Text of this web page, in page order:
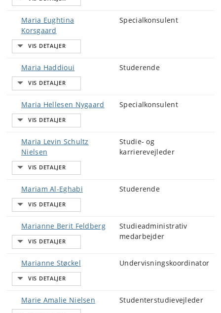
Maria Eughtina
Korsgaard
Specialkonsulent
Maria Haddioui Studerende
Maria Hellesen Nygaard Specialkonsulent
Maria Levin Schultz
Nielsen
Studie- og
karrierevejleder
Mariam Al-Eghabi Studerende
Marianne Berit Feldberg
Studieadministrativ
medarbejder
Marianne Støckel Undervisningskoordinator
Marie Amalie Nielsen Studenterstudievejleder